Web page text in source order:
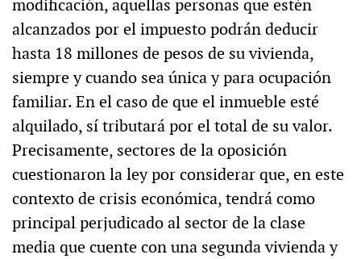
modificación, aquellas personas que estén
alcanzados por el impuesto podrán deducir
hasta 18 millones de pesos de su vivienda,
siempre y cuando sea única y para ocupación
familiar. En el caso de que el inmueble esté
alquilado, sí tributará por el total de su valor.
Precisamente, sectores de la oposición
cuestionaron la ley por considerar que, en este
contexto de crisis económica, tendrá como
principal perjudicado al sector de la clase
media que cuente con una segunda vivienda y